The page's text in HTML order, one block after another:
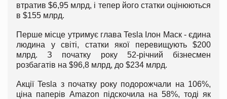
втратив $6,95 млрд, і тепер його статки оцінюються
в $155 млрд.
Перше місце утримує глава Tesla Ілон Маск - єдина
людина у світі, статки якої перевищують $200
млрд. З початку року 52-річний бізнесмен
розбагатів на $96,8 млрд, до $234 млрд.
Акції Tesla з початку року подорожчали на 106%,
ціна паперів Amazon підскочила на 58%, тоді як